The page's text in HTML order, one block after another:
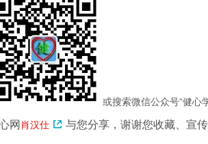
修
养
的
境
界
或搜索微信公众号“健心
网 肖汉仕 与您分享，谢谢您收藏、宣